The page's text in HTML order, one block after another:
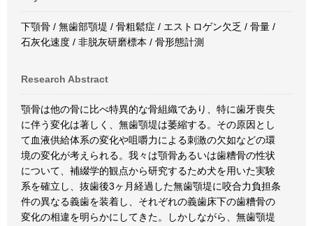
下顎骨 / 無歯部顎堤 / 骨粗鬆症 / エストロゲン欠乏 / 骨量 /
石灰化速度 / 非脱灰研磨標本 / 骨形態計測
Research Abstract
顎骨は他の骨に比べ特異的な骨組織であり、特に歯牙喪失
に伴う変化は著しく、無歯顎堤は萎縮する。その原因とし
て血液供給体系の変化や咀嚼力による刺激の欠如などの環
境の変化が考えられる。我々は顎骨あるいは歯糟骨の性状
について、補綴学的観点から研究するため犬を用いた実験
系を確立し、抜歯後3ヶ月経過した無歯顎堤に咬合力負担条
件の異なる義歯を装着し、それぞれの義歯床下の歯糟骨の
変化の相違を明らかにしてきた。しかしながら、無歯顎堤